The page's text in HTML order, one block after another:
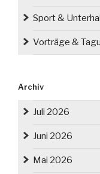
Sport &
Vorträge &
Archiv
Juli 2026
Juni 2026
Mai 2026